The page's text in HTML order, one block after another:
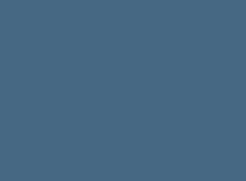
Seimo neeilinis